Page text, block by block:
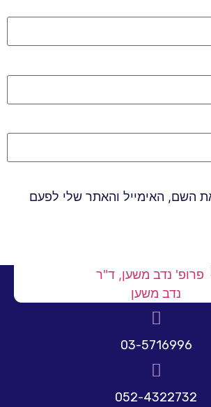
השם, האימייל והאתר שלי לפעם
03-5716996
052-4322732